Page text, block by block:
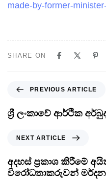
made-by-former-
SHARE ON
PREVIOUS ARTICLE
ශ්‍රී ලංකාවේ ආර්ථික
NEXT ARTICLE
අදහස් ප්‍රකාශ කිරීමේ
විරෝධතාකරුවන්